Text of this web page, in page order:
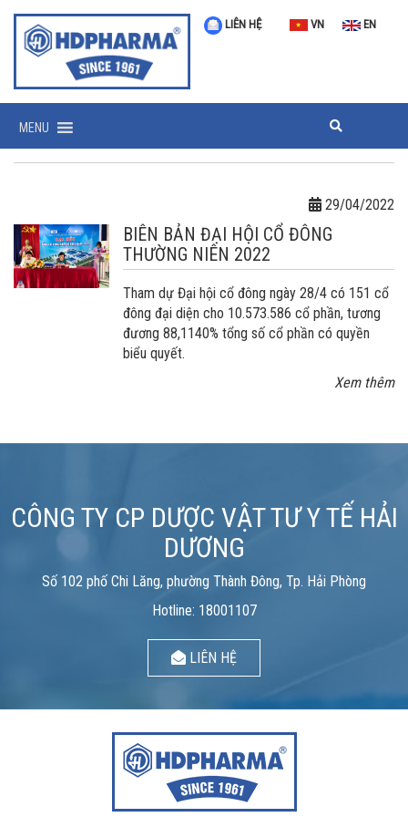
LIÊN HỆ VN EN
MENU
29/04/2022
BIÊN BẢN ĐẠI HỘI CỔ ĐÔNG
THƯỜNG NIÊN 2022
Tham dự Đại hội cổ đông ngày 28/4 có 151 cổ
đông đại diện cho 10.573.586 cổ phần, tương
đương 88,1140% tổng số cổ phần có quyền
biểu quyết.
Xem thêm
CÔNG TY CP DƯỢC VẬT TƯ Y TẾ HẢI
DƯƠNG
Số 102 phố Chi Lăng, phường Thành Đông, Tp. Hải Phòng
Hotline: 18001107
LIÊN HỆ